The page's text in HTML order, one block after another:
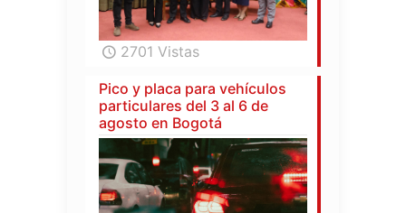
2701 Vistas
Pico y placa para vehículos
particulares del 3 al 6 de
agosto en Bogotá